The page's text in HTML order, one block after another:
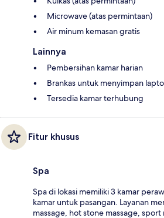
Microwave (atas permintaan)
Air minum kemasan gratis
Lainnya
Pembersihan kamar harian
Brankas untuk menyimpan
Tersedia kamar terhubung
Fitur khusus
Spa
Spa di lokasi memiliki 3 kamar
kamar untuk pasangan. Layanan
massage, hot stone massage,